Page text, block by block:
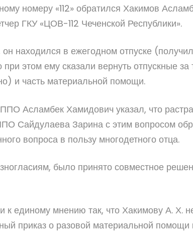
номеру «112» обратился Хакимов
ГКУ «ЦОВ-112 Чеченской Республики».
он находился в ежегодном отпуске
этом ему сказали вернуть отпускные
и часть материальной помощи.
Асламбек Хамидович указал, что
Сайдулаева Зарина с этим вопросом
вопроса в пользу многодетного отца.
было принято совместное
единому мнению так, что Хакимову А. Х.
приказ о разовой материальной помощи